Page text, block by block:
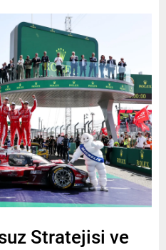
Stratejisi ve